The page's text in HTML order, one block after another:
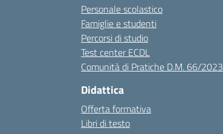
Personale scolastico
Famiglie e studenti
Percorsi di studio
Test center ECDL
Comunità di Pratiche D.M. 66/2023
Didattica
Offerta formativa
Libri di testo